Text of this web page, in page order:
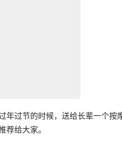
过节的时候，送给长辈一个按
给大家。